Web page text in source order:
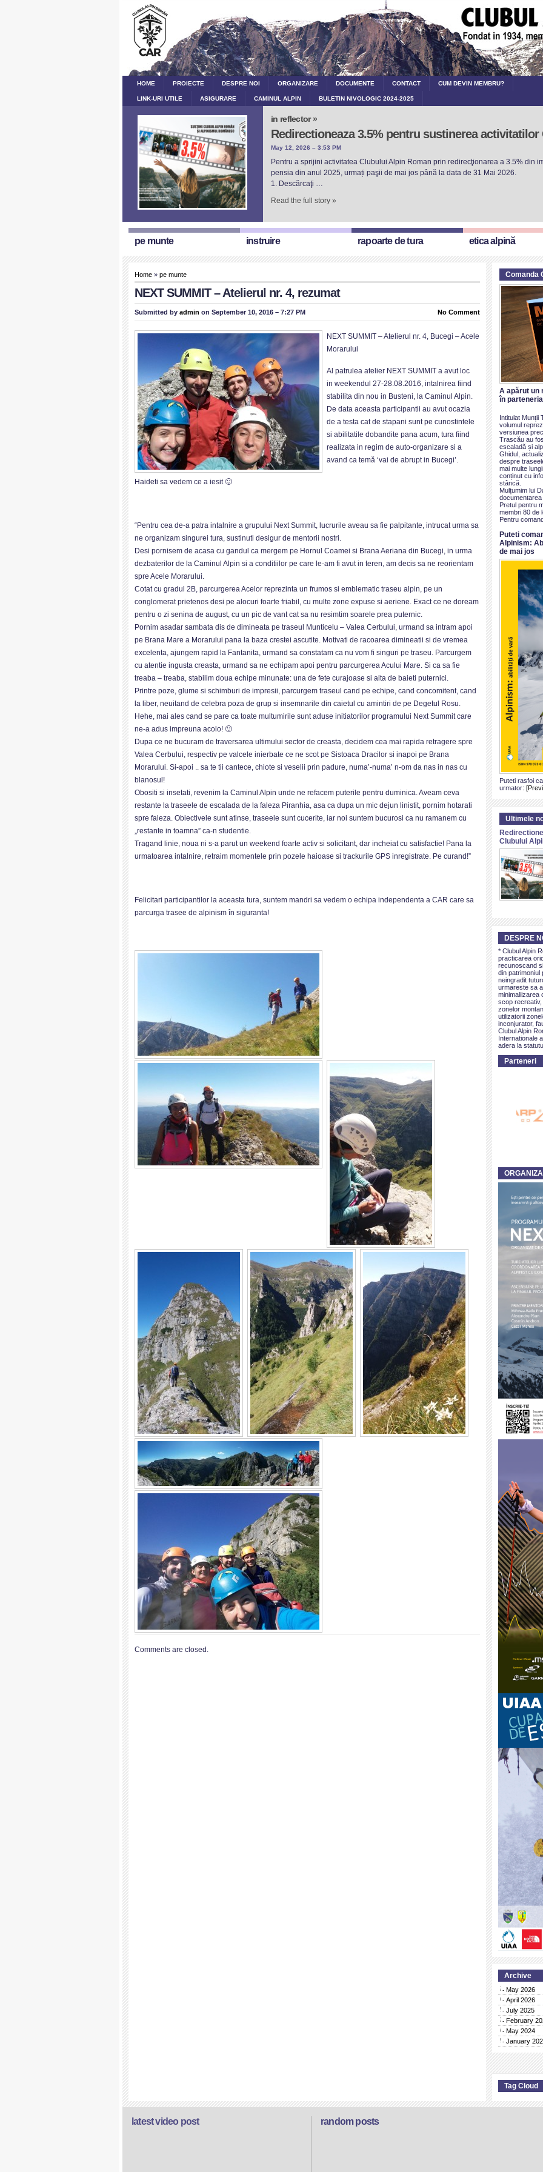
HOME PROIECTE DESPRE NOI ORGANIZARE DOCUMENTE CONTACT CUM DEVIN MEMBRU?
LINK-URI UTILE ASIGURARE CAMINUL ALPIN BULETIN NIVOLOGIC 2024-2025
in reflector »
Redirectioneaza 3.5% pentru sustinerea
May 12, 2026 – 3:53 PM
Pentru a sprijini activitatea Clubului Alpin Roman prin redirecţionarea a 3.5% din
pensia din anul 2025, urmați paşii de mai jos până la data de 31 Mai 2026.
1. Descărcaţi …
Read the full story »
pe munte instruire rapoarte de tura etica alpină
Home » pe munte
NEXT SUMMIT – Atelierul nr. 4, rezumat
Submitted by admin on September 10, 2016 – 7:27 PM No Comment
NEXT SUMMIT – Atelierul nr. 4, Bucegi – Acele
Morarului
Al patrulea atelier NEXT SUMMIT a avut loc
in weekendul 27-28.08.2016, intalnirea fiind
stabilita din nou in Busteni, la Caminul Alpin.
De data aceasta participantii au avut ocazia
de a testa cat de stapani sunt pe cunostintele
si abilitatile dobandite pana acum, tura fiind
realizata in regim de auto-organizare si a
avand ca temă ‘vai de abrupt in Bucegi’.
Haideti sa vedem ce a iesit 🙂
“Pentru cea de-a patra intalnire a grupului Next Summit, lucrurile aveau sa fie palpitante, intrucat urma sa
ne organizam singurei tura, sustinuti desigur de mentorii nostri.
Desi pornisem de acasa cu gandul ca mergem pe Hornul Coamei si Brana Aeriana din Bucegi, in urma
dezbaterilor de la Caminul Alpin si a conditiilor pe care le-am fi avut in teren, am decis sa ne reorientam
spre Acele Morarului.
Cotat cu gradul 2B, parcurgerea Acelor reprezinta un frumos si emblematic traseu alpin, pe un
conglomerat prietenos desi pe alocuri foarte friabil, cu multe zone expuse si aeriene. Exact ce ne doream
pentru o zi senina de august, cu un pic de vant cat sa nu resimtim soarele prea puternic.
Pornim asadar sambata dis de dimineata pe traseul Munticelu – Valea Cerbului, urmand sa intram apoi
pe Brana Mare a Morarului pana la baza crestei ascutite. Motivati de racoarea dimineatii si de vremea
excelenta, ajungem rapid la Fantanita, urmand sa constatam ca nu vom fi singuri pe traseu. Parcurgem
cu atentie ingusta creasta, urmand sa ne echipam apoi pentru parcurgerea Acului Mare. Si ca sa fie
treaba – treaba, stabilim doua echipe minunate: una de fete curajoase si alta de baieti puternici.
Printre poze, glume si schimburi de impresii, parcurgem traseul cand pe echipe, cand concomitent, cand
la liber, neuitand de celebra poza de grup si insemnarile din caietul cu amintiri de pe Degetul Rosu.
Hehe, mai ales cand se pare ca toate multumirile sunt aduse initiatorilor programului Next Summit care
ne-a adus impreuna acolo! 🙂
Dupa ce ne bucuram de traversarea ultimului sector de creasta, decidem cea mai rapida retragere spre
Valea Cerbului, respectiv pe valcele inierbate ce ne scot pe Sistoaca Dracilor si inapoi pe Brana
Morarului. Si-apoi .. sa te tii cantece, chiote si veselii prin padure, numa’-numa’ n-om da nas in nas cu
blanosul!
Obositi si insetati, revenim la Caminul Alpin unde ne refacem puterile pentru duminica. Aveam ceva
restante la traseele de escalada de la faleza Piranhia, asa ca dupa un mic dejun linistit, pornim hotarati
spre faleza. Obiectivele sunt atinse, traseele sunt cucerite, iar noi suntem bucurosi ca nu ramanem cu
„restante in toamna” ca-n studentie.
Tragand linie, noua ni s-a parut un weekend foarte activ si solicitant, dar incheiat cu satisfactie! Pana la
urmatoarea intalnire, retraim momentele prin pozele haioase si trackurile GPS inregistrate. Pe curand!”
Felicitari participantilor la aceasta tura, suntem mandri sa vedem o echipa independenta a CAR care sa
parcurga trasee de alpinism în siguranta!
Comments are closed.
Comanda
A apărut un
în
Intitulat Munții
volumul
versiunea
Trascău au
escaladă și
Ghidul,
despre
mai multe
conținut cu
stâncă.
Mulțumim lui
Pretul pentru
membri 80 de
Pentru
Puteti
Alpinism:
de mai jos
Puteti rasfoi
urmator:
Ultimele
Clubului
DESPRE
* Clubul Alpin
practicarea
recunoscand
din patrimoniul
neingradit
urmareste sa
minimaliizarea
scop
zonelor
utilizatorii
inconjurator,
Clubul Alpin
Internationale
adera la
Parteneri
Archive
May 2026
April 2026
July 2025
February
May 2024
January
Tag Cloud
random posts
latest video post